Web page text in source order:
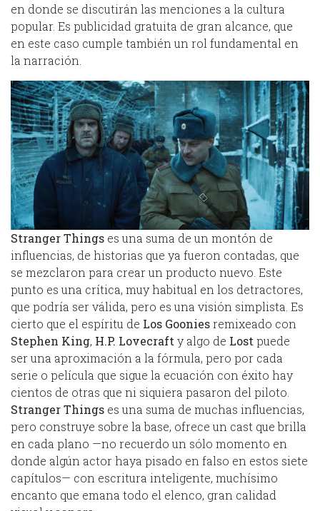
en donde se discutirán las menciones a la cultura
popular. Es publicidad gratuita de gran alcance, que
en este caso cumple también un rol fundamental en
la narración.
Stranger Things es una suma de un montón de
influencias, de historias que ya fueron contadas, que
se mezclaron para crear un producto nuevo. Este
punto es una crítica, muy habitual en los detractores,
que podría ser válida, pero es una visión simplista. Es
cierto que el espíritu de Los Gooniesremixeado con
Stephen King, H.P. Lovecraft y algo de Lost puede
ser una aproximación a la fórmula, pero por cada
serie o película que sigue la ecuación con éxito hay
cientos de otras que ni siquiera pasaron del piloto.
Stranger Things es una suma de muchas influencias,
pero construye sobre la base, ofrece un cast que brilla
en cada plano —no recuerdo un sólo momento en
donde algún actor haya pisado en falso en estos siete
capítulos— con escritura inteligente, muchísimo
encanto que emana todo el elenco, gran calidad